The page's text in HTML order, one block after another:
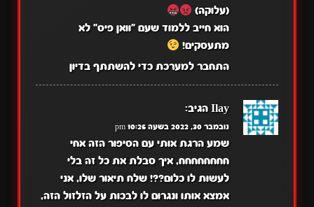
(עלוקה)
הוא חייב ללמוד שעם "וואן פיס" לא
מתעסקים!
התחבר למערכת כדי להשתתף בדיון
Ilay הגיב:
נובמבר 30, 2022 בשעה 10:26 pm
שמע הרגת אותי עם הסיפור הזה אחי
חחחחחחחח, איך סבלת את כל זה בלי
לעשות לו כלום??! שלח תיאור שלו, אני
אמצא אותו ונגרום לו לבכות על הזלזול הזה,